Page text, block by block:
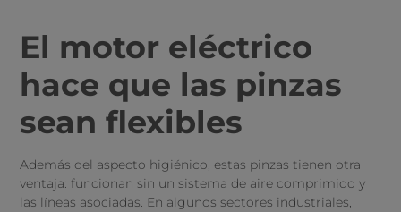
El motor eléctrico
hace que las pinzas
sean flexibles
Además del aspecto higiénico, estas pinzas tienen otra
ventaja: funcionan sin un sistema de aire comprimido y
las líneas asociadas. En algunos sectores industriales,